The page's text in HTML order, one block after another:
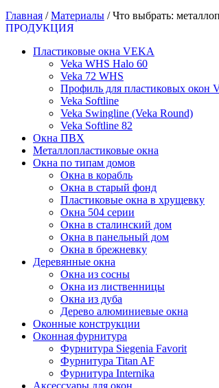
Главная /Материалы /Что выбрать:
ПРОДУКЦИЯ
Пластиковые окна VEKA
Veka WHS Halo 60
Veka 72 WHS
Профиль для пластиковых окон
Veka Softline
Veka Swingline (Veka Round)
Veka Softline 82
Окна ПВХ
Металлопластиковые окна
Окна по типам домов
Окна в корабль
Окна в старый фонд
Пластиковые окна в хрущевку
Окна 504 серии
Окна в сталинский дом
Окна в панельный дом
Окна в брежневку
Деревянные окна
Окна из сосны
Окна из лиственницы
Окна из дуба
Дерево алюминиевые окна
Оконные конструкции
Оконная фурнитура
Фурнитура Siegenia Favorit
Фурнитура Titan AF
Фурнитура Internika
Аксессуары для окон